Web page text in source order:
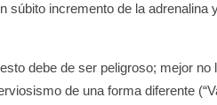
súbito incremento de la adrenalina
debe de ser peligroso; mejor no
de una forma diferente